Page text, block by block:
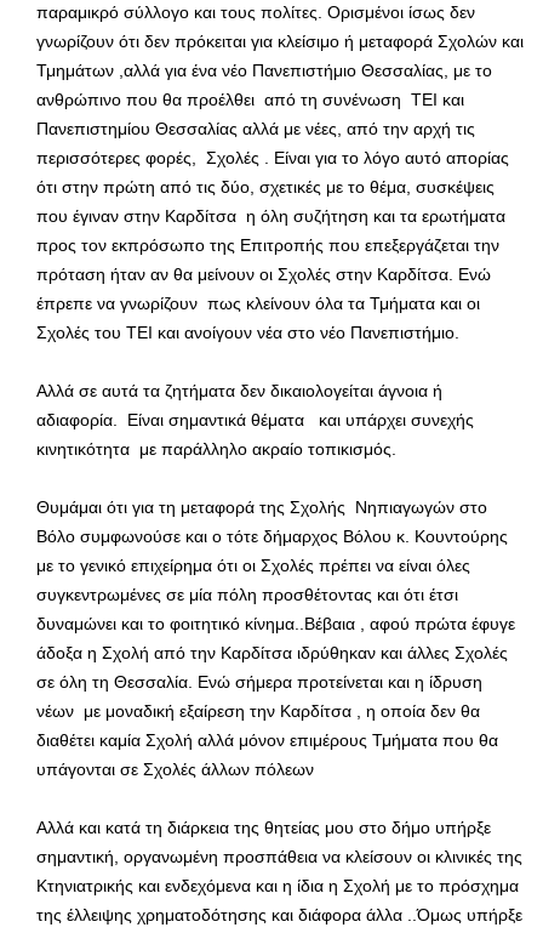
παραμικρό σύλλογο και τους πολίτες. Ορισμένοι ίσως δεν
γνωρίζουν ότι δεν πρόκειται για κλείσιμο ή μεταφορά Σχολών και
Τμημάτων ,αλλά για ένα νέο Πανεπιστήμιο Θεσσαλίας, με το
ανθρώπινο που θα προέλθει από τη συνένωση ΤΕΙ και
Πανεπιστημίου Θεσσαλίας αλλά με νέες, από την αρχή τις
περισσότερες φορές, Σχολές . Είναι για το λόγο αυτό απορίας
ότι στην πρώτη από τις δύο, σχετικές με το θέμα, συσκέψεις
που έγιναν στην Καρδίτσα η όλη συζήτηση και τα ερωτήματα
προς τον εκπρόσωπο της Επιτροπής που επεξεργάζεται την
πρόταση ήταν αν θα μείνουν οι Σχολές στην Καρδίτσα. Ενώ
έπρεπε να γνωρίζουν πως κλείνουν όλα τα Τμήματα και οι
Σχολές του ΤΕΙ και ανοίγουν νέα στο νέο Πανεπιστήμιο.
Αλλά σε αυτά τα ζητήματα δεν δικαιολογείται άγνοια ή
αδιαφορία. Είναι σημαντικά θέματα και υπάρχει συνεχής
κινητικότητα με παράλληλο ακραίο τοπικισμός.
Θυμάμαι ότι για τη μεταφορά της Σχολής Νηπιαγωγών στο
Βόλο συμφωνούσε και ο τότε δήμαρχος Βόλου κ. Κουντούρης
με το γενικό επιχείρημα ότι οι Σχολές πρέπει να είναι όλες
συγκεντρωμένες σε μία πόλη προσθέτοντας και ότι έτσι
δυναμώνει και το φοιτητικό κίνημα..Βέβαια , αφού πρώτα έφυγε
άδοξα η Σχολή από την Καρδίτσα ιδρύθηκαν και άλλες Σχολές
σε όλη τη Θεσσαλία. Ενώ σήμερα προτείνεται και η ίδρυση
νέων με μοναδική εξαίρεση την Καρδίτσα , η οποία δεν θα
διαθέτει καμία Σχολή αλλά μόνον επιμέρους Τμήματα που θα
υπάγονται σε Σχολές άλλων πόλεων
Αλλά και κατά τη διάρκεια της θητείας μου στο δήμο υπήρξε
σημαντική, οργανωμένη προσπάθεια να κλείσουν οι κλινικές της
Κτηνιατρικής και ενδεχόμενα και η ίδια η Σχολή με το πρόσχημα
της έλλειψης χρηματοδότησης και διάφορα άλλα ..Όμως υπήρξε